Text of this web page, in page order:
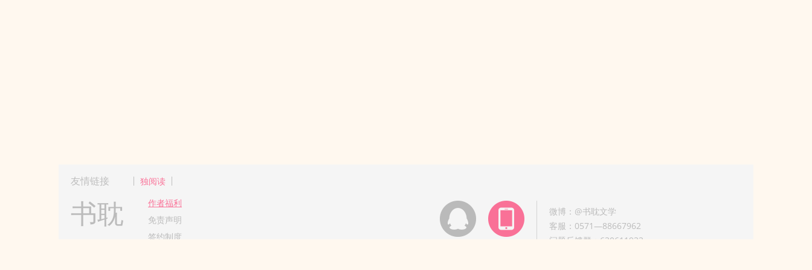
友情链接 独阅读
书耽
作者福利
免责声明
签约制度
微博：@书耽文学
客服：0571—88667962
问题反馈群：630611933